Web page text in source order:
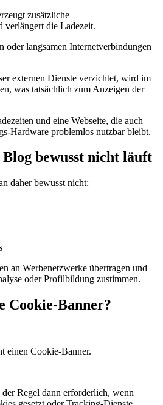
zusätzliche
verlängert die Ladezeit.
oder langsamen Internetverbindungen
externen Dienste verzichtet, wird im
was tatsächlich zum Anzeigen der
und eine Webseite, die auch
Hardware problemlos nutzbar bleibt.
bewusst nicht läuft
daher bewusst nicht:
an Werbenetzwerke übertragen und
oder Profilbildung zustimmen.
Cookie-Banner?
einen Cookie-Banner.
Regel dann erforderlich, wenn